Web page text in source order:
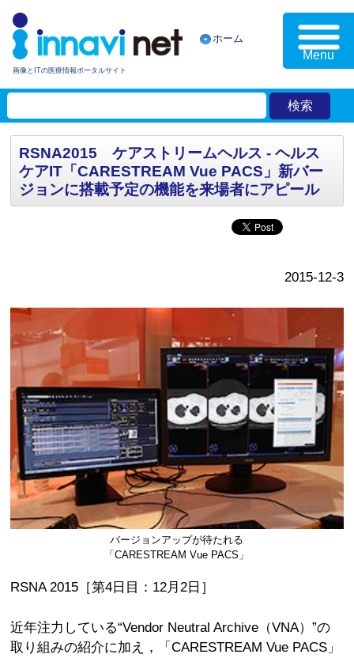
画像とITの医療情報ポータルサイト
ホーム
Menu
RSNA2015 ケアストリームヘルス - ヘルス
ケアIT「CARESTREAM Vue PACS」新バー
ジョンに搭載予定の機能を来場者にアピール
2015-12-3
バージョンアップが待たれる
「CARESTREAM Vue PACS」
RSNA 2015［第4日目：12月2日］
近年注力している“Vendor Neutral Archive（VNA）”の
取り組みの紹介に加え，「CARESTREAM Vue PACS」